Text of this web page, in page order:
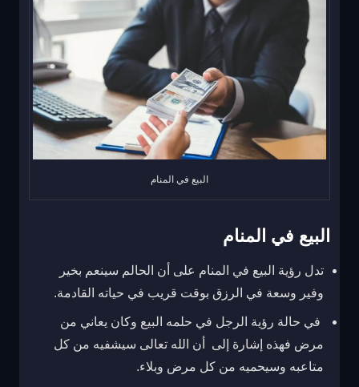
البيع في المنام
البيع في المنام
تدل رؤية البيع في المنام على أن الحالم سينعم بخير
وفير وسعة في الرزق بوقت قريب في حياته القادمة.
في حالة رؤية الرجل في حلمه البيع وكان يعاني من
مرض فهذه إشارة إلى أن الله تعالى سيشفيه من كل
متاعبه وسيحميه من كل مرض وبلاء.